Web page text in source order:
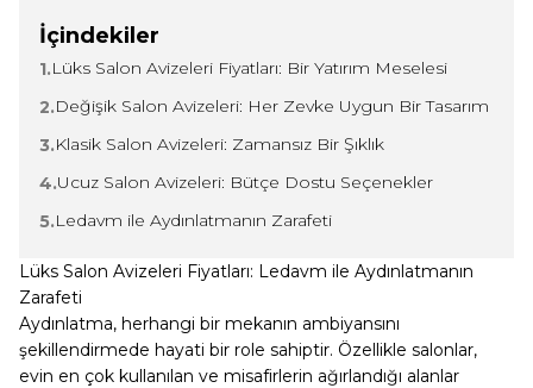
İçindekiler
1.Lüks Salon Avizeleri Fiyatları: Bir Yatırım Meselesi
2.Değişik Salon Avizeleri: Her Zevke Uygun Bir Tasarım
3.Klasik Salon Avizeleri: Zamansız Bir Şıklık
4.Ucuz Salon Avizeleri: Bütçe Dostu Seçenekler
5.Ledavm ile Aydınlatmanın Zarafeti
Lüks Salon Avizeleri Fiyatları: Ledavm ile Aydınlatmanın
Zarafeti
Aydınlatma, herhangi bir mekanın ambiyansını
şekillendirmede hayati bir role sahiptir. Özellikle salonlar,
evin en çok kullanılan ve misafirlerin ağırlandığı alanlar